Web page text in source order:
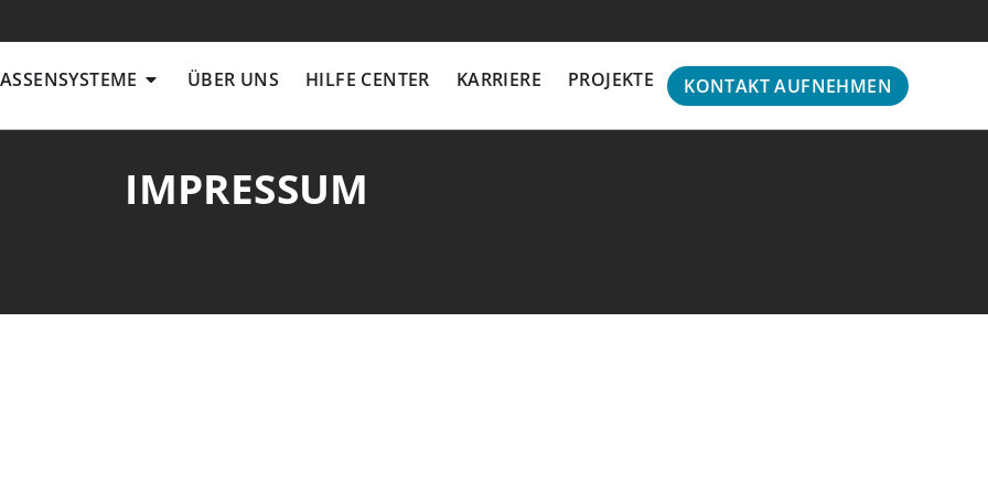
ÖFFNE KASSENSYSTEME
ÜBER UNS HILFE CENTER KARRIERE PROJEKTE KONTAKT AUFNEHMEN
IMPRESSUM